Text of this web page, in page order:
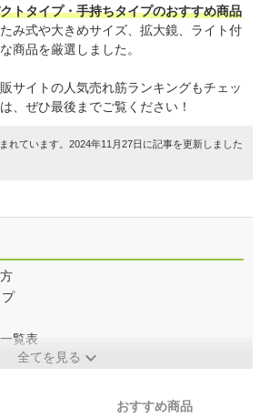
トタイプ・手持ちタイプのおすすめ商品
み式や大きめサイズ、拡大鏡、ライト付
商品を厳選しました。
サイトの人気売れ筋ランキングもチェッ
、ぜひ最後までご覧ください！
れています。2024年11月27日に記事を更新しました
覧表
全てを見る
おすすめ商品